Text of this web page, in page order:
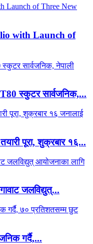
with Launch of
स्कुटर सार्वजनिक,...
पूरा, शुक्रबार १६...
जलविद्युत्...
गर्दै,...